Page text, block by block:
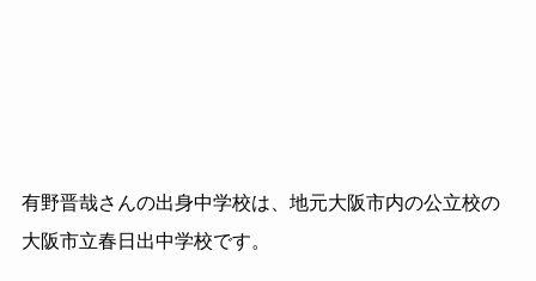
有野晋哉さんの出身中学校は、地元大阪市内の公立校の
大阪市立春日出中学校です。